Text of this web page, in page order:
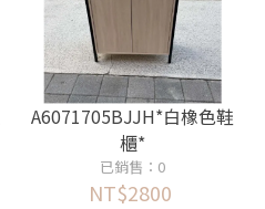
A6071705BJJH*白橡色鞋
櫃*
已銷售：0
NT$2800